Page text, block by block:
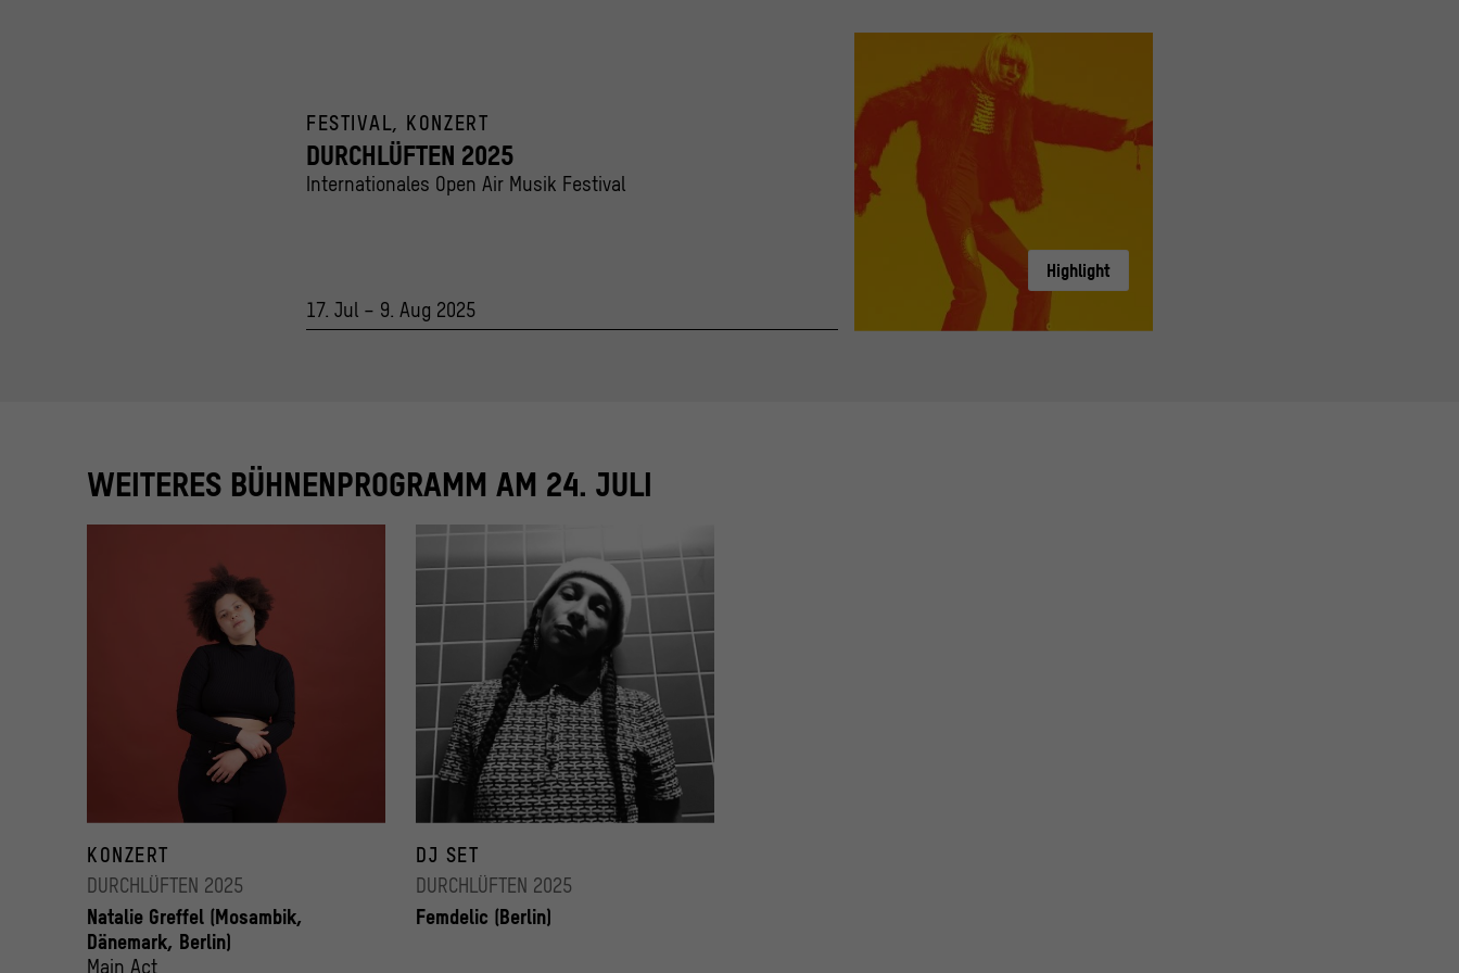
FESTIVAL, KONZERT
DURCHLÜFTEN 2025
Internationales Open Air Musik Festival
17. Jul – 9. Aug 2025
Highlight
WEITERES BÜHNENPROGRAMM AM 24. JULI
© Camila Berrio
KONZERT
DURCHLÜFTEN 2025
Natalie Greffel (Mosambik,
Dänemark, Berlin)
Main Act
© Marizla
DJ SET
DURCHLÜFTEN 2025
Femdelic (Berlin)